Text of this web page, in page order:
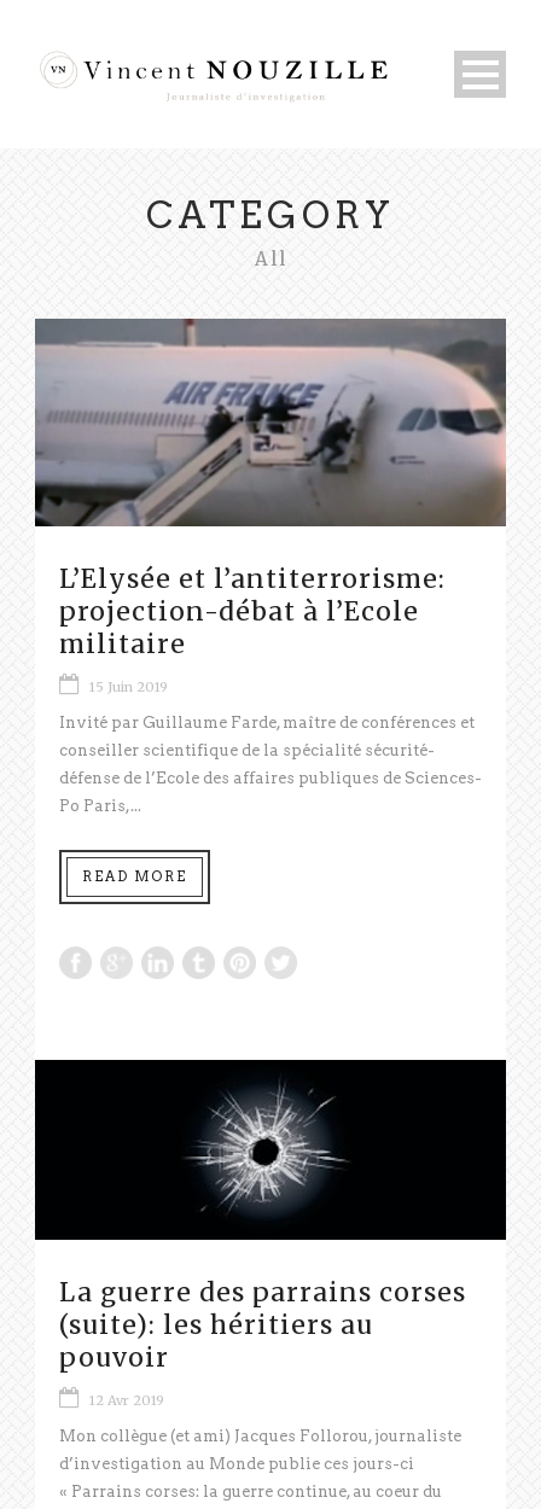
CATEGORY
All
L’Elysée et l’antiterrorisme:
projection-débat à l’Ecole
militaire
15 Juin 2019
Invité par Guillaume Farde, maître de conférences et
conseiller scientifique de la spécialité sécurité-
défense de l’Ecole des affaires publiques de Sciences-
Po Paris,...
READ MORE
La guerre des parrains corses
(suite): les héritiers au
pouvoir
12 Avr 2019
Mon collègue (et ami) Jacques Follorou, journaliste
d’investigation au Monde publie ces jours-ci
« Parrains corses: la guerre continue, au coeur du